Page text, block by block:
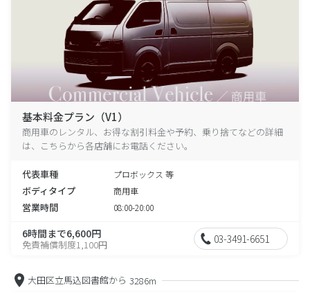
基本料金プラン（V1）
商用車のレンタル、お得な割引料金や予約、乗り捨てなどの詳細
は、こちらから各店舗にお電話ください。
代表車種 プロボックス 等
ボディタイプ 商用車
営業時間 08:00-20:00
6時間まで6,600円
免責補償制度1,100円 03-3491-6651
大田区立馬込図書館から 3286m